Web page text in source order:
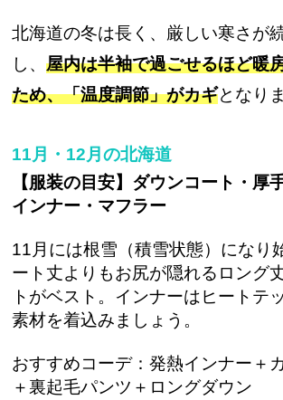
北海道の冬は長く、厳しい寒さが
し、屋内は半袖で過ごせるほど暖
ため、「温度調節」がカギとなり
11月・12月の北海道
【服装の目安】ダウンコート・厚
インナー・マフラー
11月には根雪（積雪状態）になり
ート丈よりもお尻が隠れるロング
トがベスト。インナーはヒートテ
素材を着込みましょう。
おすすめコーデ：発熱インナー＋
＋裏起毛パンツ＋ロングダウン